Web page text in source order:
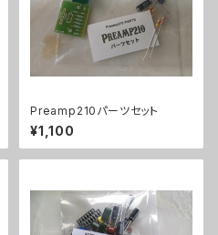
Preamp210パーツセット
¥1,100